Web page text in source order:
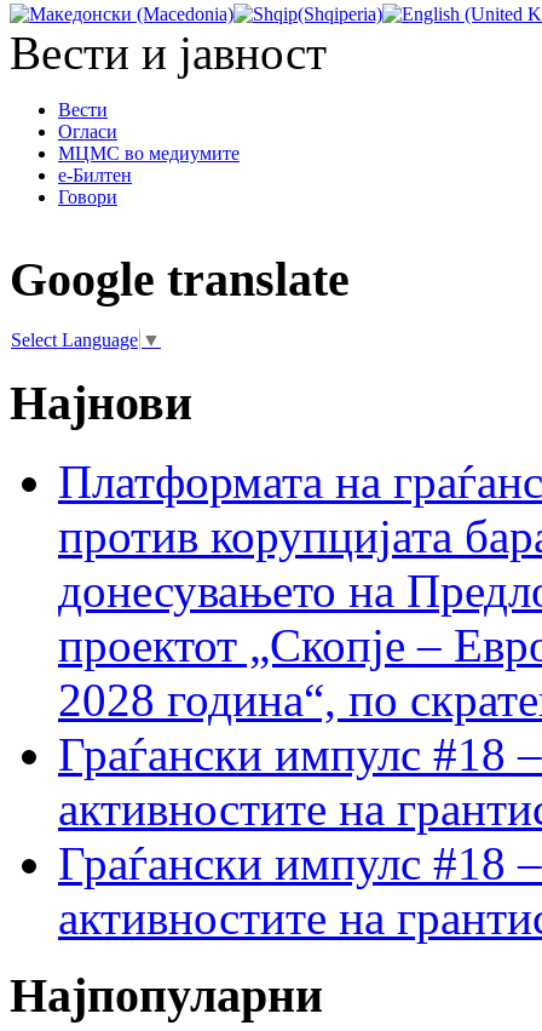
Вести и јавност
Вести
Огласи
МЦМС во медиумите
е-Билтен
Говори
Google translate
Select Language ▼
Најнови
Платформата на
против корупцијата
донесувањето на
проектот „Скопје –
2028 година“, по
Граѓански импулс #18
активностите на
Граѓански импулс #18
активностите на
Најпопуларни